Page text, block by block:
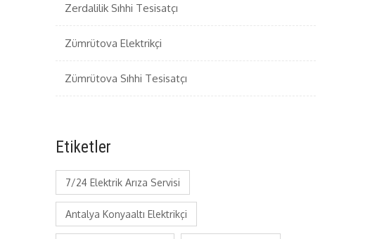
Zerdalilik Sıhhi Tesisatçı
Zümrütova Elektrikçi
Zümrütova Sıhhi Tesisatçı
Etiketler
7/24 Elektrik Arıza Servisi
Antalya Konyaaltı Elektrikçi